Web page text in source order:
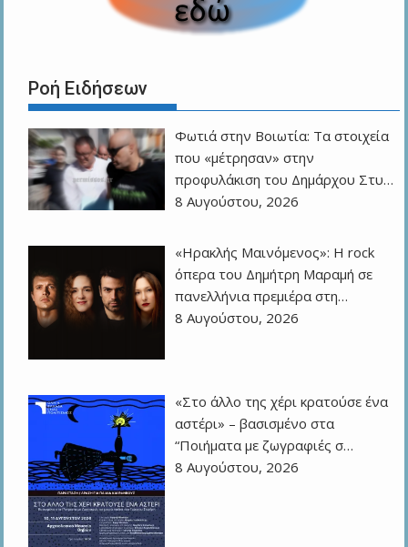
Ροή Ειδήσεων
Φωτιά στην Βοιωτία: Τα στοιχεία
που «μέτρησαν» στην
προφυλάκιση του Δημάρχου Στυ…
8 Αυγούστου, 2026
«Ηρακλής Μαινόμενος»: H rock
όπερα του Δημήτρη Μαραμή σε
πανελλήνια πρεμιέρα στη…
8 Αυγούστου, 2026
«Στο άλλο της χέρι κρατούσε ένα
αστέρι» – βασισμένο στα
“Ποιήματα με ζωγραφιές σ…
8 Αυγούστου, 2026